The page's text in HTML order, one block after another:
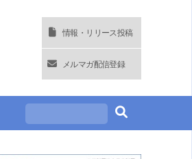
情報・リリース投稿
メルマガ配信登録